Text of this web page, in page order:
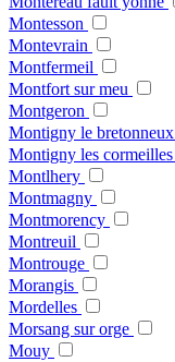
Montesson
Montevrain
Montfermeil
Montfort sur meu
Montgeron
Montigny le bretonneux
Montigny les cormeilles
Montlhery
Montmagny
Montmorency
Montreuil
Montrouge
Morangis
Mordelles
Morsang sur orge
Mouy